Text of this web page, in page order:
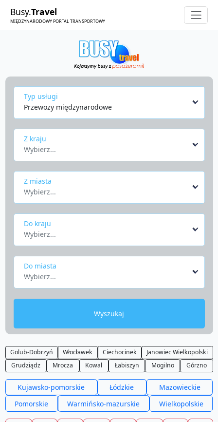
Busy.Travel
MIĘDZYNARODOWY PORTAL TRANSPORTOWY
Typ usługi
Przewozy międzynarodowe
Z kraju
Wybierz...
Z miasta
Wybierz...
Do kraju
Wybierz...
Do miasta
Wybierz...
Wyszukaj
Golub-Dobrzyń Włocławek Ciechocinek
Janowiec Wielkopolski
Grudziądz
Mrocza Kowal Łabiszyn Mogilno Górzno
Kujawsko-pomorskie Łódzkie
Mazowieckie
Pomorskie
Warmińsko-mazurskie Wielkopolskie